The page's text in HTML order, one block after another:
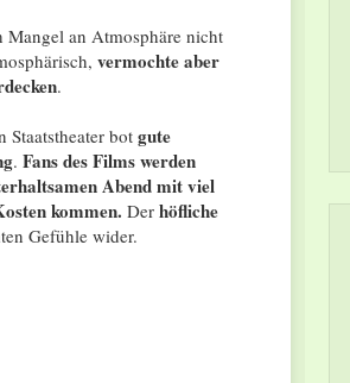
an Atmosphäre nicht
vermochte aber
.
Staatstheater bot gute
. Fans des Films werden
Abend mit viel
kommen. Der höfliche
Gefühle wider.